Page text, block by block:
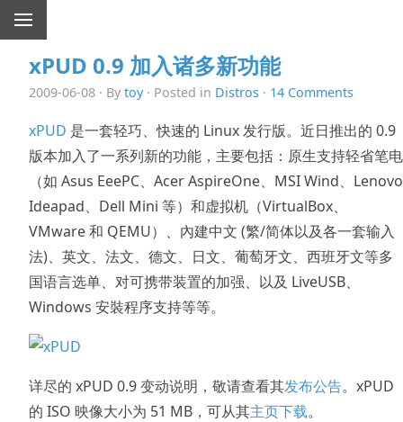
xPUD 0.9 加入诸多新功能
2009-06-08 · By toy· Posted in Distros · 14 Comments
xPUD 是一套轻巧、快速的 Linux 发行版。近日推出的 0.9
版本加入了一系列新的功能，主要包括：原生支持轻省笔电
（如 Asus EeePC、Acer AspireOne、MSI Wind、Lenovo
Ideapad、Dell Mini 等）和虚拟机（VirtualBox、
VMware 和 QEMU）、內建中文 (繁/简体以及各一套输入
法)、英文、法文、德文、日文、葡萄牙文、西班牙文等多
国语言选单、对可携带装置的加强、以及 LiveUSB、
Windows 安裝程序支持等等。
详尽的 xPUD 0.9 变动说明，敬请查看其发布公告。xPUD
的 ISO 映像大小为 51 MB，可从其主页下载。